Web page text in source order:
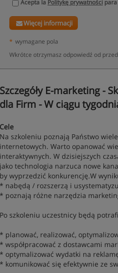
Acepta la Politykę prywatności
Więcej informacji
* wymagane pola
Wkrótce otrzymasz odpowiedź od
Szczegóły E-marketing -
dla Firm - W ciągu
Cele
Na szkoleniu poznają Państwo
internetowych. Warto opanować
interaktywnych. W dzisiejszych
jako technologia narzuca nowe
by wyprzedzić konkurencję.W
* nabędą / rozszerzą i
* poznają różne narzędzia
Po szkoleniu uczestnicy będą
* planować, realizować,
* współpracować z dostawcami
* optymalizować wydatki na
* komunikować się efektywnie ze